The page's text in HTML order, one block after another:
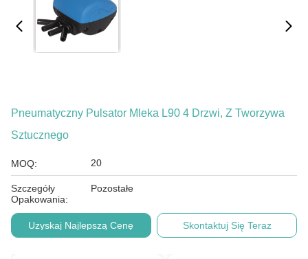
Pneumatyczny Pulsator Mleka L90 4 Drzwi, Z Tworzywa
Sztucznego
MOQ: 20
Szczegóły
Opakowania:
Pozostałe
Uzyskaj Najlepszą Cenę Skontaktuj Się Teraz